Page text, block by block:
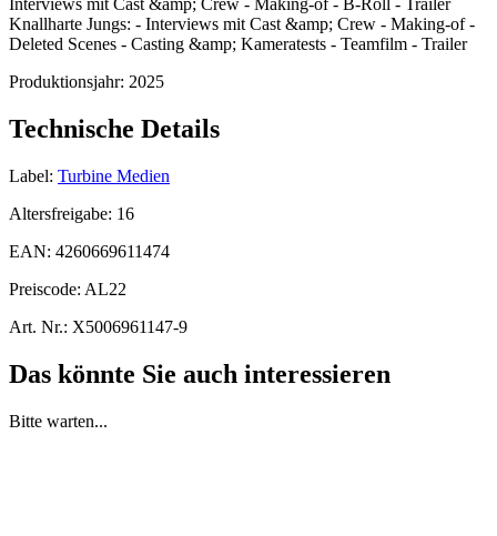
Interviews mit Cast &amp; Crew - Making-of - B-Roll - Trailer
Knallharte Jungs: - Interviews mit Cast &amp; Crew - Making-of -
Deleted Scenes - Casting &amp; Kameratests - Teamfilm - Trailer
Produktionsjahr: 2025
Technische Details
Label: Turbine Medien
Altersfreigabe: 16
EAN: 4260669611474
Preiscode: AL22
Art. Nr.: X5006961147-9
Das könnte Sie auch interessieren
Bitte warten...